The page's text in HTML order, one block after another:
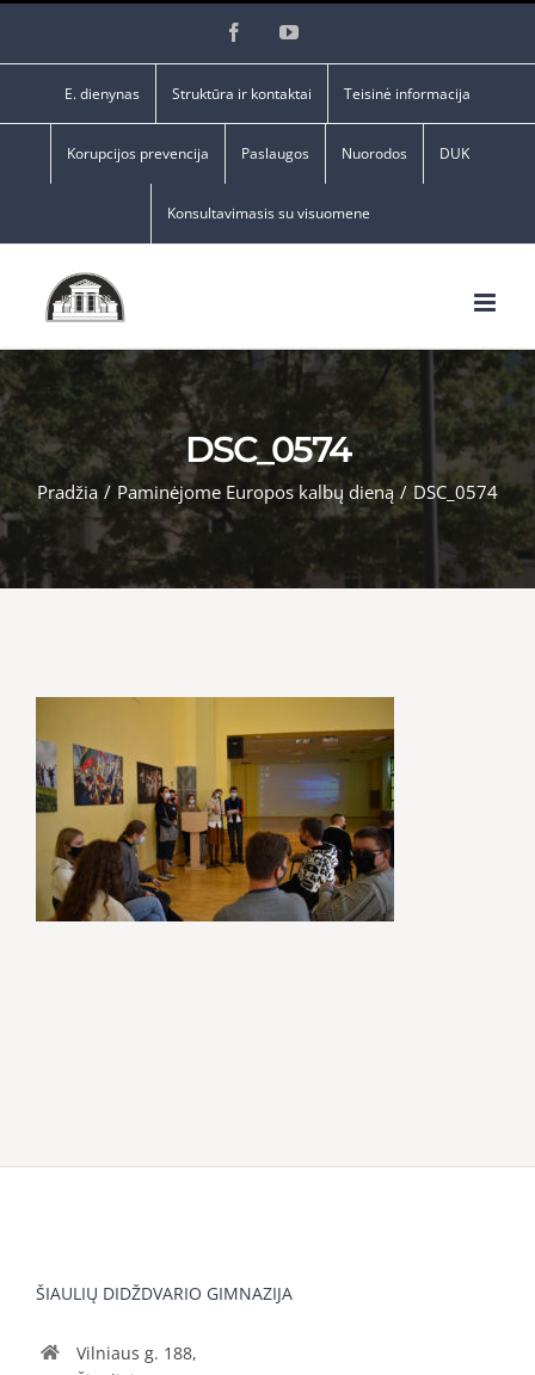
FacebookYouTube
E. dienynas Struktūra ir kontaktai Teisinė informacija
Korupcijos prevencija Paslaugos Nuorodos DUK
Konsultavimasis su visuomene
DSC_0574
Pradžia / Paminėjome Europos kalbų dieną / DSC_0574
ŠIAULIŲ DIDŽDVARIO GIMNAZIJA
Vilniaus g. 188,